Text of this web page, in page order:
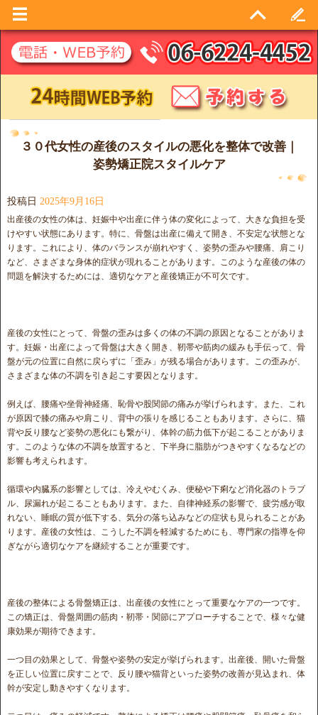
日別アーカイブ: 2025年9月16日
３０代女性の産後のスタイルの悪化を整体で改善｜
姿勢矯正院スタイルケア
投稿日 2025年9月16日
出産後の女性の体は、妊娠中や出産に伴う体の変化によって、大きな負担を受
けやすい状態にあります。特に、骨盤は出産に備えて開き、不安定な状態とな
ります。これにより、体のバランスが崩れやすく、姿勢の歪みや腰痛、肩こり
など、さまざまな身体的症状が現れることがあります。このような産後の体の
問題を解決するためには、適切なケアと産後矯正が不可欠です。
産後の女性にとって、骨盤の歪みは多くの体の不調の原因となることがありま
す。妊娠・出産によって骨盤は大きく開き、靭帯や筋肉の緩みも手伝って、骨
盤が元の位置に自然に戻らずに「歪み」が残る場合があります。この歪みが、
さまざまな体の不調を引き起こす要因となります。
例えば、腰痛や坐骨神経痛、恥骨や股関節の痛みが挙げられます。また、これ
が原因で膝の痛みや肩こり、背中の張りを感じることもあります。さらに、猫
背や反り腰など姿勢の悪化にも繋がり、体幹の筋力低下が起こることがありま
す。このような体の不調を放置すると、下半身に脂肪がつきやすくなるなどの
影響も考えられます。
循環や内臓系の影響としては、冷えやむくみ、便秘や下痢など消化器のトラブ
ル、尿漏れが起こることもあります。また、自律神経系の影響で、疲労感が取
れない、睡眠の質が低下する、気分の落ち込みなどの症状も見られることがあ
ります。産後の女性は、こうした不調を軽減するためにも、専門家の指導を仰
ぎながら適切なケアを継続することが重要です。
産後の整体による骨盤矯正は、出産後の女性にとって重要なケアの一つです。
この矯正は、骨盤周囲の筋肉・靭帯・関節にアプローチすることで、様々な健
康効果が期待できます。
一つ目の効果として、骨盤や姿勢の安定が挙げられます。出産後、開いた骨盤
を正しい位置に戻すことで、反り腰や猫背といった姿勢の改善が見込まれ、体
幹が安定し動きやすくなります。